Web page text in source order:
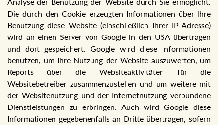
Die durch den Cookie erzeugten Informationen über Ihre
Benutzung diese Website (einschließlich Ihrer IP-Adresse)
wird an einen Server von Google in den USA übertragen
und dort gespeichert. Google wird diese Informationen
benutzen, um Ihre Nutzung der Website auszuwerten, um
Reports über die Websiteaktivitäten für die
Websitebetreiber zusammenzustellen und um weitere mit
der Websitenutzung und der Internetnutzung verbundene
Dienstleistungen zu erbringen. Auch wird Google diese
Informationen gegebenenfalls an Dritte übertragen, sofern